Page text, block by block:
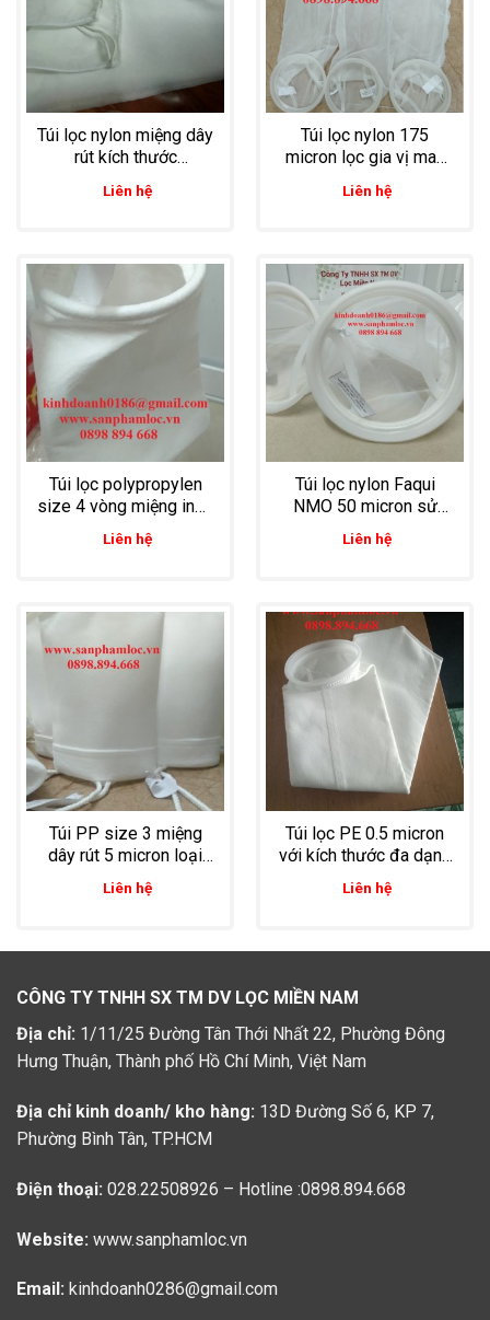
Túi lọc nylon miệng dây
rút kích thước
1.6mx2m 25 micron
dùng trong sản xuất
Liên hệ
Túi lọc nylon 175
micron lọc gia vị may
theo kích thước yêu
cầu
Liên hệ
Túi lọc polypropylen
size 4 vòng miệng inox
lọc chất lỏng dược
phẩm, thuốc nước, sirô
Liên hệ
Túi lọc nylon Faqui
NMO 50 micron sử
dụng lọc thực phẩm,
lọc nước giải khát
Liên hệ
Túi PP size 3 miệng
dây rút 5 micron loại
bỏ vụn kim loại trong
lọc nước xi mạ
Liên hệ
Túi lọc PE 0.5 micron
với kích thước đa dạng
dùng lọc cặn, làm trong
nước giếng, nước cấp
Liên hệ
CÔNG TY TNHH SX TM DV LỌC MIỀN NAM
Địa chỉ: 1/11/25 Đường Tân Thới Nhất 22, Phường Đông
Hưng Thuận, Thành phố Hồ Chí Minh, Việt Nam
Địa chỉ kinh doanh/ kho hàng: 13D Đường Số 6, KP 7,
Phường Bình Tân, TP.HCM
Điện thoại: 028.22508926 – Hotline :0898.894.668
Website: www.sanphamloc.vn
Email: kinhdoanh0286@gmail.com